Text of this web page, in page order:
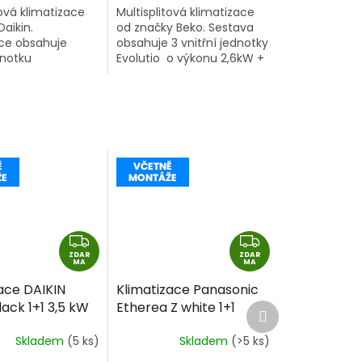
Z
D
R
A
ZDAR
MA
DAIKIN
1+1 3,5 kW
Skladem (5 ks)
Z
D
R
M
A
ZDAR
MA
Klimatizace Panasonic
Etherea Z white 1+1
Skladem (>5 ks)
Další
produkt
klimatizace
obsahuje
Multisplitová klimatizace
od značky Beko. Sestava
obsahuje 3 vnitřní jednotky
Evolutio o výkonu 2,6kW +